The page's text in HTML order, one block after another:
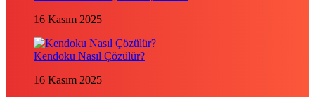
16 Kasım 2025
Kendoku Nasıl Çözülür?
16 Kasım 2025